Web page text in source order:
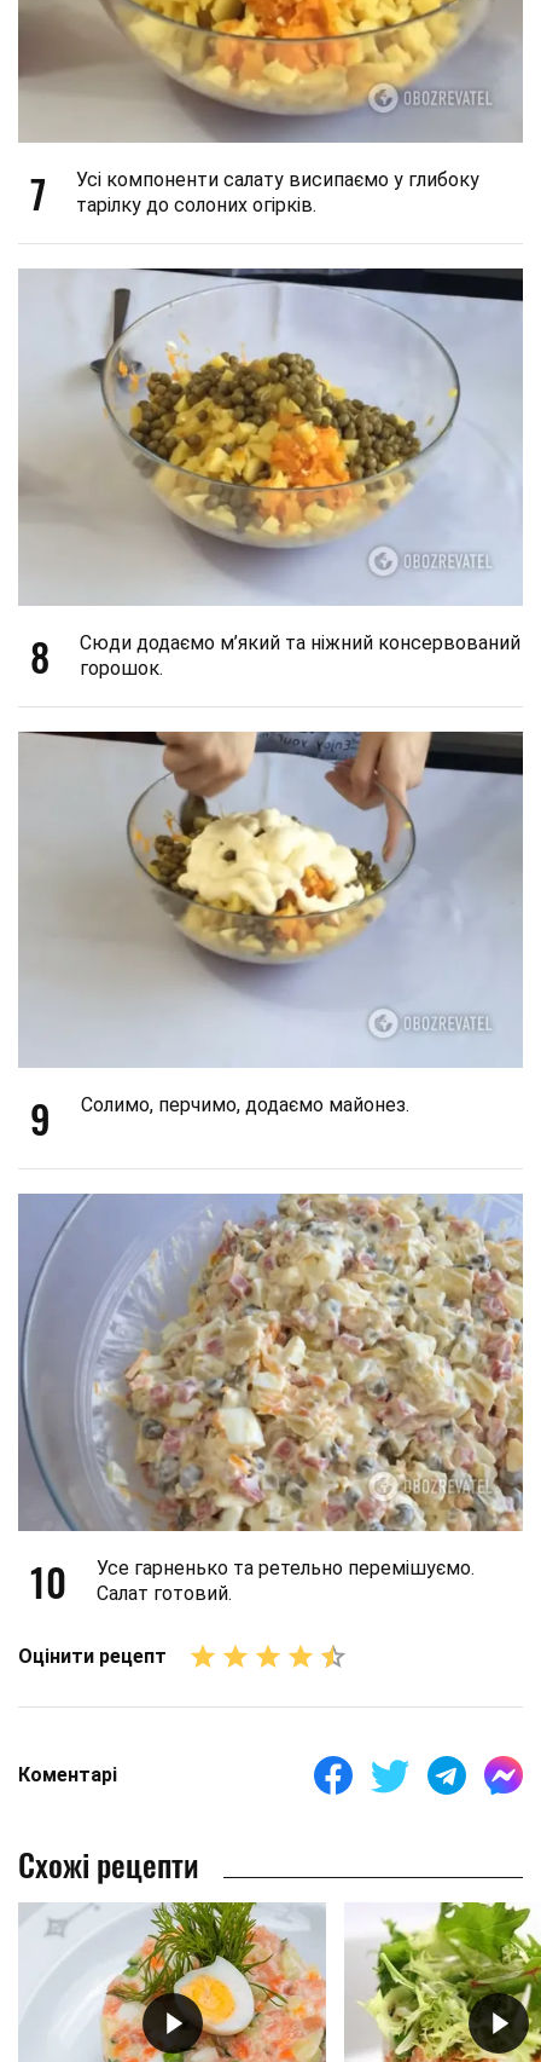
7
Усі компоненти салату висипаємо у глибоку
тарілку до солоних огірків.
8
Сюди додаємо м’який та ніжний консервований
горошок.
9 Солимо, перчимо, додаємо майонез.
10
Усе гарненько та ретельно перемішуємо.
Салат готовий.
Оцінити рецепт
Коментарі
Схожі рецепти